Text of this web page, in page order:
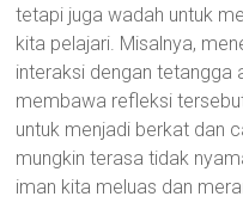
tetapi juga wadah untuk
kita pelajari. Misalnya,
interaksi dengan tetangga
membawa refleksi
untuk menjadi berkat dan
mungkin terasa tidak
iman kita meluas dan